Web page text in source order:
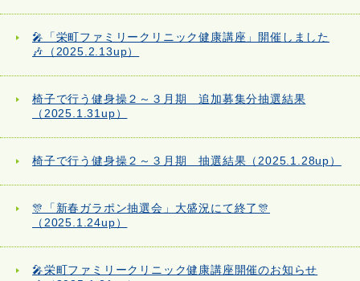
🎤「栄町ファミリークリニック健康講座」開催しました
🎶（2025.2.13up）
椅子で行う健身操２～３月期 追加募集分抽選結果
（2025.1.31up）
椅子で行う健身操２～３月期 抽選結果（2025.1.28up）
🎊「新春ガラポン抽選会」大盛況にて終了🎊
（2025.1.24up）
🎤栄町ファミリークリニック健康講座開催のお知らせ